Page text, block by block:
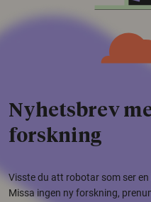
Nyhetsbrev
forskning
Visste du att robotar som ser
Missa ingen ny forskning,